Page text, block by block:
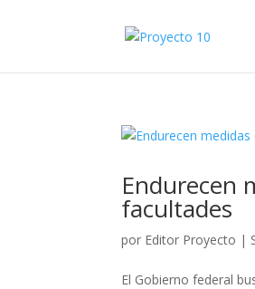
Endurecen
facultades
por Editor Proyecto |
El Gobierno federal